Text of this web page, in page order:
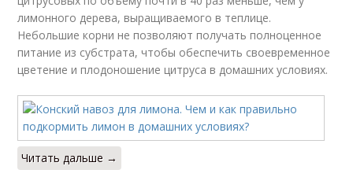
лимонного дерева, выращиваемого в теплице.
Небольшие корни не позволяют получать полноценное
питание из субстрата, чтобы обеспечить своевременное
цветение и плодоношение цитруса в домашних условиях.
Читать дальше →